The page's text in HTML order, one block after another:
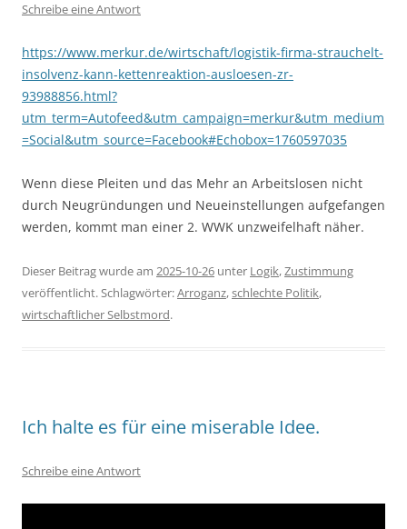
Schreibe eine Antwort
https://www.merkur.de/wirtschaft/logistik-firma-strauchelt-
insolvenz-kann-kettenreaktion-ausloesen-zr-
93988856.html?
utm_term=Autofeed&utm_campaign=merkur&utm_medium
=Social&utm_source=Facebook#Echobox=1760597035
Wenn diese Pleiten und das Mehr an Arbeitslosen nicht
durch Neugründungen und Neueinstellungen aufgefangen
werden, kommt man einer 2. WWK unzweifelhaft näher.
Dieser Beitrag wurde am 2025-10-26 unter Logik,Zustimmung
veröffentlicht. Schlagwörter:Arroganz,schlechte Politik,
wirtschaftlicher Selbstmord.
Ich halte es für eine miserable Idee.
Schreibe eine Antwort